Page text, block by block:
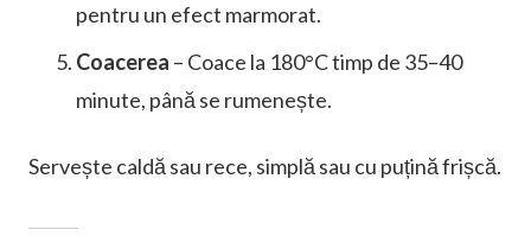
pentru un efect marmorat.
Coacerea – Coace la 180°C timp de 35–40
minute, până se rumenește.
Servește caldă sau rece, simplă sau cu puțină frișcă.